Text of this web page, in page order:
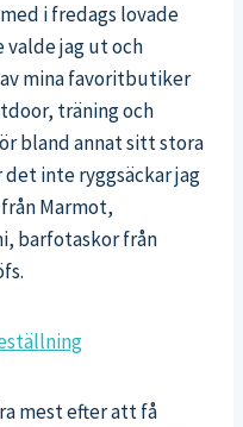
i fredags lovade
valde jag ut och
mina favoritbutiker
träning och
bland annat sitt stora
det inte ryggsäckar jag
Marmot,
barfotaskor från
mest efter att få